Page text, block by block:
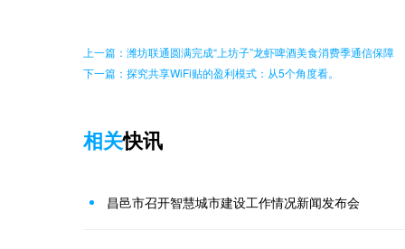
上一篇：潍坊联通圆满完成“上坊子”龙虾啤酒美食消费季通信保障
下一篇：探究共享WiFi贴的盈利模式：从5个角度看。
相关快讯
昌邑市召开智慧城市建设工作情况新闻发布会